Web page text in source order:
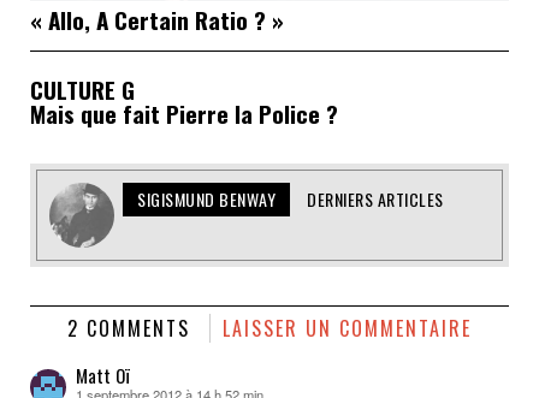
« Allo, A Certain Ratio ? »
CULTURE G
Mais que fait Pierre la Police ?
SIGISMUND BENWAY DERNIERS ARTICLES
2 COMMENTS LAISSER UN COMMENTAIRE
Matt Oï
1 septembre 2012 à 14 h 52 min